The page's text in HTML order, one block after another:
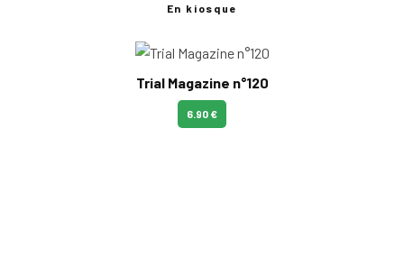
En kiosque
Trial Magazine n°120
6.90 €